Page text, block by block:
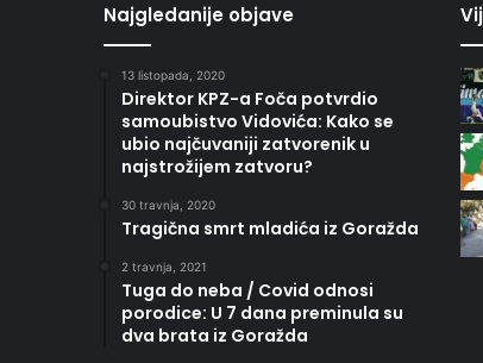
Najgledanije objave
13 listopada, 2020
Direktor KPZ-a Foča potvrdio
samoubistvo Vidovića: Kako se
ubio najčuvaniji zatvorenik u
najstrožijem zatvoru?
30 travnja, 2020
Tragična smrt mladića iz Goražda
2 travnja, 2021
Tuga do neba / Covid odnosi
porodice: U 7 dana preminula su
dva brata iz Goražda